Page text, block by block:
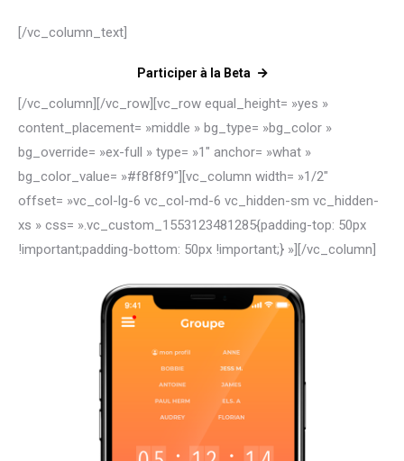
[/vc_column_text]
Participer à la Beta
[/vc_column][/vc_row][vc_row equal_height= »yes »
content_placement= »middle » bg_type= »bg_color »
bg_override= »ex-full » type= »1″ anchor= »what »
bg_color_value= »#f8f8f9″][vc_column width= »1/2″
offset= »vc_col-lg-6 vc_col-md-6 vc_hidden-sm vc_hidden-
xs » css= ».vc_custom_1553123481285{padding-top: 50px
!important;padding-bottom: 50px !important;} »] [/vc_column]